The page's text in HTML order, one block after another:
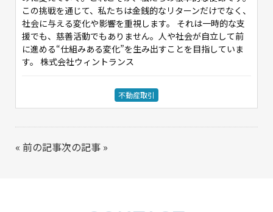
この挑戦を通じて、私たちは金銭的なリターンだけでなく、
社会に与える変化や影響を重視します。 それは一時的な支
援でも、慈善活動でもありません。人や社会が自立して前
に進める“仕組みある変化”を生み出すことを目指していま
す。 株式会社ウィントランス
不動産取引
« 前の記事次の記事 »